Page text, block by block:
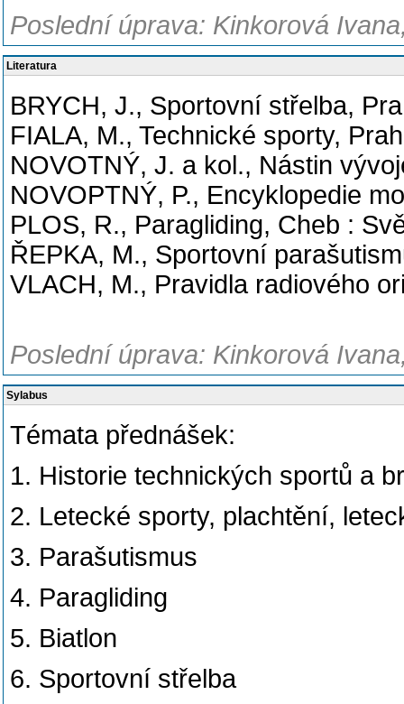
Poslední úprava: Kinkorová
Literatura
BRYCH, J., Sportovní střelba,
FIALA, M., Technické sporty,
NOVOTNÝ, J. a kol., Nástin
NOVOPTNÝ, P., Encyklopedie
PLOS, R., Paragliding, Cheb :
ŘEPKA, M., Sportovní
VLACH, M., Pravidla radiového
Poslední úprava: Kinkorová
Sylabus
Témata přednášek:
1. Historie technických sportů a
2. Letecké sporty, plachtění,
3. Parašutismus
4. Paragliding
5. Biatlon
6. Sportovní střelba